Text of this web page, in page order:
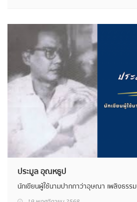
ประมูล อุณหธูป
นักเขียนผู้ใช้นามปากกาว่า อุษณา เพลิงธรรม